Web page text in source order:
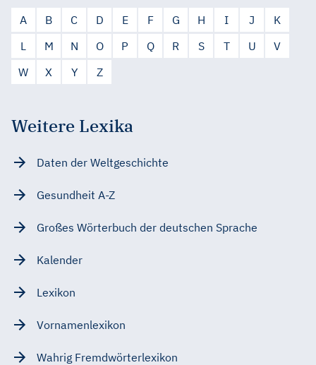
A B C D E F G H I J
K
L
M N O P Q R S T U
V
W
X Y Z
Weitere Lexika
Daten der Weltgeschichte
Gesundheit A-Z
Großes Wörterbuch der deutschen Sprache
Kalender
Lexikon
Vornamenlexikon
Wahrig Fremdwörterlexikon